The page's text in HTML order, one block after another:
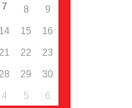
7 8 9
14 15 16
21 22 23
28 29 30
4 5 6